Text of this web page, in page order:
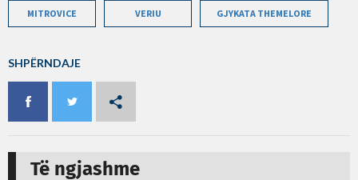
MITROVICE VERIU GJYKATA THEMELORE
SHPËRNDAJE
Të ngjashme